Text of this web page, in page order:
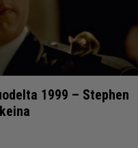
1999 – Stephen